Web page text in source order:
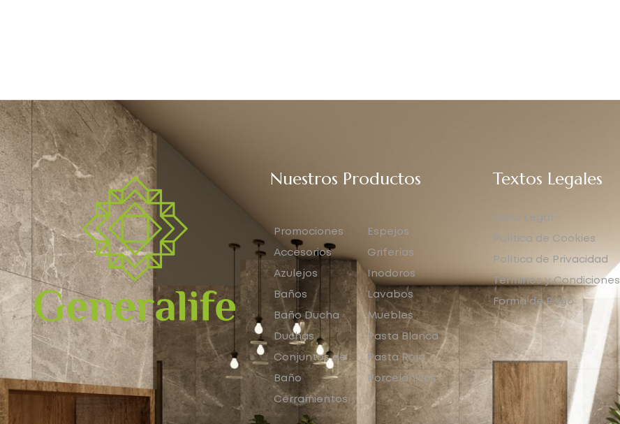
Nuestros Productos
Promociones
Accesorios
Azulejos
Baños
Baño Ducha
Duchas
Conjuntos de
Baño
Cerramientos
Espejos
Griferías
Inodoros
Lavabos
Muebles
Pasta Blanca
Pasta Roja
Porcelánicos
Textos Legales
Aviso Legal
Política de Cookies
Política de Privacidad
Términos y Condiciones
Forma de Pago